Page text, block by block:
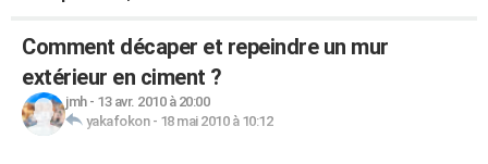
Comment décaper et repeindre un mur
extérieur en ciment ?
jmh- 13 avr. 2010 à 20:00
yakafokon- 18 mai 2010 à 10:12